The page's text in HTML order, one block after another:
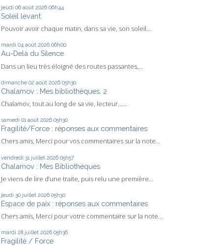
jeudi 06 août 2026 06h44
Soleil levant
Pouvoir avoir chaque matin, dans sa vie, son soleil...
mardi 04 août 2026 06h00
Au-Delà du Silence
Dans un lieu très éloigné des routes passantes,...
dimanche 02 août 2026 05h30
Chalamov : Mes bibliothèques. 2
Chalamov, tout au long de sa vie, lecteur…...
samedi 01 août 2026 05h30
Fragilité/Force : réponses aux commentaires
Chers amis, Merci pour vos commentaires sur la note...
vendredi 31 juillet 2026 05h57
Chalamov : Mes Bibliothèques
Je viens de lire d’une traite, puis relu une première...
jeudi 30 juillet 2026 05h30
Espace de paix : réponses aux commentaires
Chers amis, Merci pour votre commentaire sur la note...
mardi 28 juillet 2026 05h36
Fragilité / Force